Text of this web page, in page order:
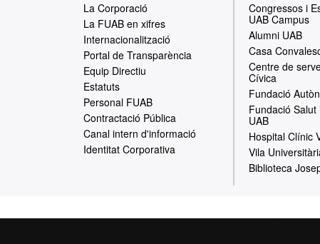
La Corporació
La FUAB en xifres
Internacionalització
Portal de Transparència
Equip Directiu
Estatuts
Personal FUAB
Contractació Pública
Canal intern d'informació
Identitat Corporativa
Congressos i
UAB Campus
Alumni UAB
Casa
Centre de
Cívica
Fundació
Fundació
UAB
Hospital Clínic
Vila
Biblioteca